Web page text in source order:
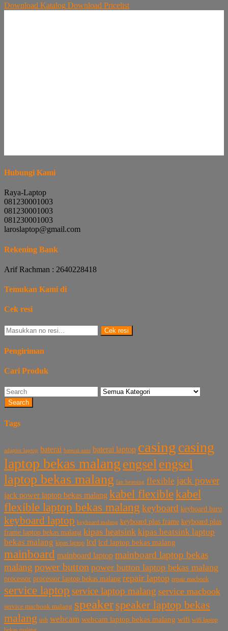
Download Katalog Download Pricelist
Hubungi Kami
Raya-Laptop
081230001003
081230001003
081230001003
laroslaptop@gmail.com
Rekening Bank
Arif Rachman : 2640228418
Temukan Kami di
Cek resi
Cek resi
Pengiriman
Cari Produk
Search
Tags
adaptor laptop baterai baterai asus baterai laptop casing casing
laptop bekas malang engselengsel
laptop bekas malang fan heatsing flexible jack power
jack power laptop bekas malang kabel flexiblekabel
flexible laptop bekas malang keyboard keyboard baru
keyboard laptop keyboard malang keyboard plus frame keyboard plus
frame laptop bekas malang kipas heatsink kipas heatsink laptop
bekas malang kipas laptop lcd lcd laptop bekas malang
mainboard mainboard laptop mainboard laptop bekas
malang power button power button laptop bekas malang
processor processor laptop bekas malang repair laptop repair macbook
service laptop service laptop malang service macbook
service macbook malang speaker speaker laptop bekas
malang usb webcam webcam laptop bekas malang wifi wifi laptop